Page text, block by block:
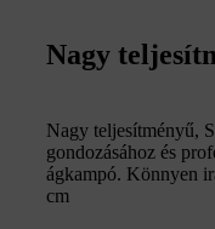
Nagy
Nagy teljesítményű,
gondozásához és
ágkampó. Könnyen
cm